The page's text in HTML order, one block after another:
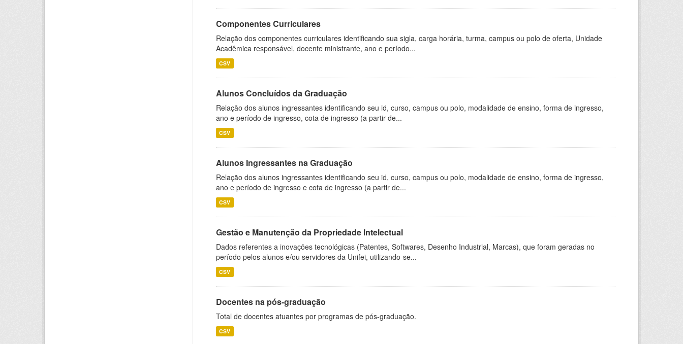
Componentes Curriculares
Relação dos componentes curriculares identificando sua sigla, carga horária, turma, campus ou polo de oferta, Unidade
Acadêmica responsável, docente ministrante, ano e período...
CSV
Alunos Concluídos da Graduação
Relação dos alunos ingressantes identificando seu id, curso, campus ou polo, modalidade de ensino, forma de ingresso,
ano e período de ingresso, cota de ingresso (a partir de...
CSV
Alunos Ingressantes na Graduação
Relação dos alunos ingressantes identificando seu id, curso, campus ou polo, modalidade de ensino, forma de ingresso,
ano e período de ingresso e cota de ingresso (a partir de...
CSV
Gestão e Manutenção da Propriedade Intelectual
Dados referentes a inovações tecnológicas (Patentes, Softwares, Desenho Industrial, Marcas), que foram geradas no
período pelos alunos e/ou servidores da Unifei, utilizando-se...
CSV
Docentes na pós-graduação
Total de docentes atuantes por programas de pós-graduação.
CSV